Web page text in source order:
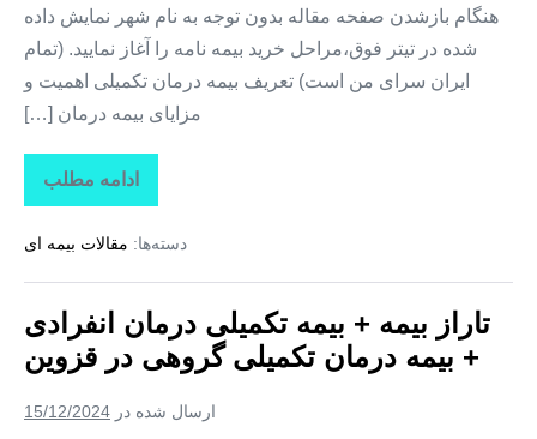
هنگام بازشدن صفحه مقاله بدون توجه به نام شهر نمایش داده
شده در تیتر فوق،مراحل خرید بیمه نامه را آغاز نمایید. (تمام
ایران سرای من است) تعریف بیمه درمان تکمیلی اهمیت و
مزایای بیمه درمان […]
ادامه مطلب
تاراز
بیمه
بیمه
درمان
+
بیمه
درمان
تکمیلی
در
دسته‌ها: مقالات بیمه ای
تاراز بیمه + بیمه تکمیلی درمان انفرادی
+ بیمه درمان تکمیلی گروهی در قزوین
ارسال شده در 15/12/2024